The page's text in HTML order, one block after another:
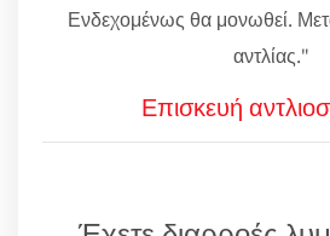
Ενδεχομένως θα μονωθεί.
αντλίας."
Επισκευή